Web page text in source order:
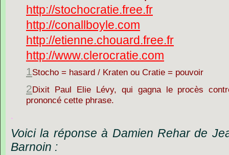
http://stochocratie.free.fr
http://conallboyle.com
http://etienne.chouard.free.fr
http://www.clerocratie.com
1Stocho = hasard / Kraten ou Cratie = pouvoir
2Dixit Paul Elie Lévy, qui gagna le procès
prononcé cette phrase.
.
Voici la réponse à Damien Rehar de
Barnoin :